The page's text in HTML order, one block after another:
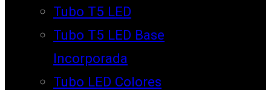
Tubo T5 LED
Tubo T5 LED Base
Incorporada
Tubo LED Colores